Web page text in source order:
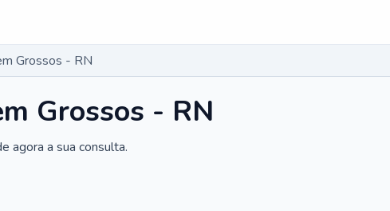
Grossos - RN
Grossos - RN
agora a sua consulta.